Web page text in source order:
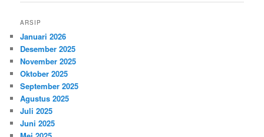
ARSIP
Januari 2026
Desember 2025
November 2025
Oktober 2025
September 2025
Agustus 2025
Juli 2025
Juni 2025